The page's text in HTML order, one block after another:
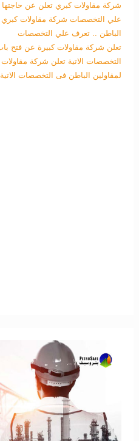
شركة مقاولات كبري تعلن عن
علي التخصصات شركة مقاولات
الباطن .. تعرف علي التخصصات
تعلن شركة مقاولات كبيرة عن فتح
التخصصات الاتية تعلن شركة
لمقاولين الباطن فى التخصصات الاتية